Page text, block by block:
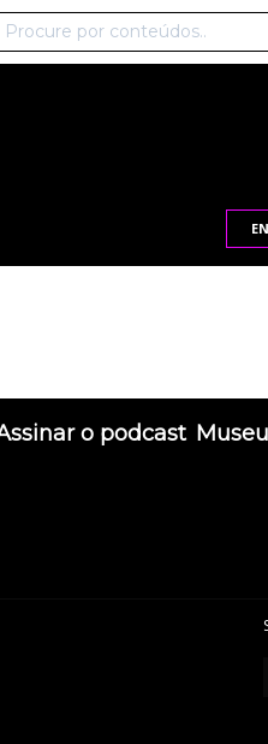
o podcast